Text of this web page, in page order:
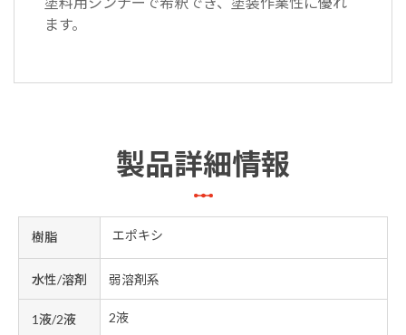
ます。
製品詳細情報
樹脂 エポキシ
水性/溶剤 弱溶剤系
1液/2液 2液